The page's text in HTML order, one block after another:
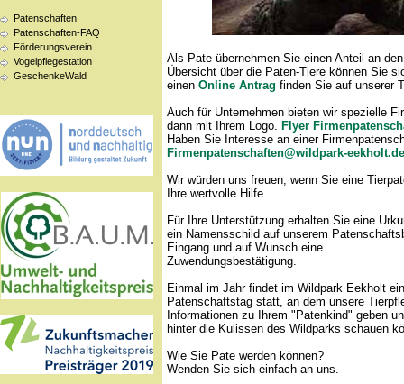
Patenschaften
Patenschaften-FAQ
Förderungsverein
Vogelpflegestation
GeschenkeWald
Als Pate übernehmen Sie einen Anteil an
Übersicht über die Paten-Tiere können Sie
einen Online Antrag finden Sie auf unserer
Auch für Unternehmen bieten wir spezielle
dann mit Ihrem Logo.
Flyer
Haben Sie Interesse an einer
Firmenpatenschaften@wildpark-eekholt.de
Wir würden uns freuen, wenn Sie eine
Ihre wertvolle Hilfe.
Für Ihre Unterstützung erhalten Sie eine
ein Namensschild auf unserem
Eingang und auf Wunsch eine
Zuwendungsbestätigung.
Einmal im Jahr findet im Wildpark Eekholt ein
Patenschaftstag statt, an dem unsere
Informationen zu Ihrem "Patenkind" geben
hinter die Kulissen des Wildparks schauen
Wie Sie Pate werden können?
Wenden Sie sich einfach an uns.